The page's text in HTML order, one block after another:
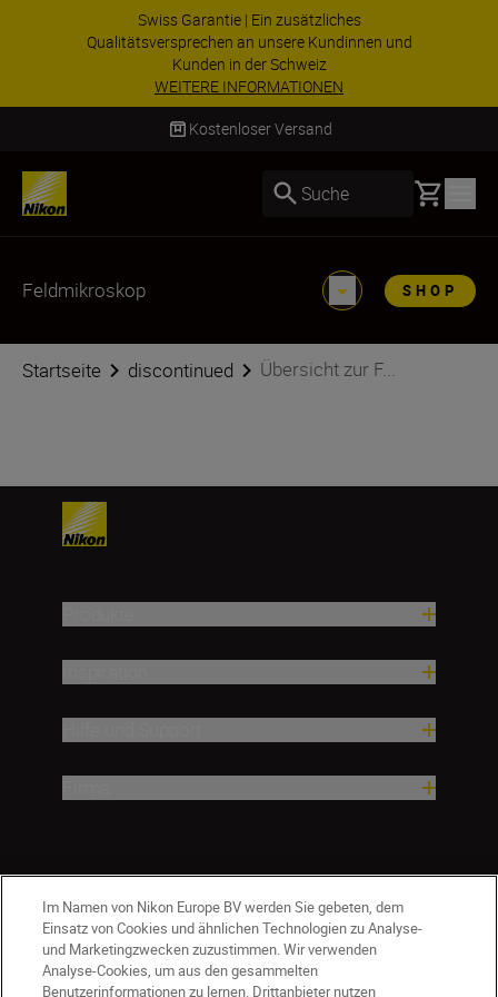
Swiss Garantie | Ein zusätzliches
Qualitätsversprechen an unsere Kundinnen und
Kunden in der Schweiz
WEITERE INFORMATIONEN
Kostenloser Versand
Suche Basket
Feldmikroskop SHOP
Startseite discontinued Übersicht zur F...
Im Namen von Nikon Europe BV werden Sie gebeten, dem
Einsatz von Cookies und ähnlichen Technologien zu Analyse-
und Marketingzwecken zuzustimmen. Wir verwenden
Analyse-Cookies, um aus den gesammelten
Benutzerinformationen zu lernen. Drittanbieter nutzen